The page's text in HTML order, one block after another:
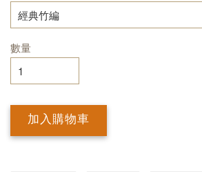
數量
加入購物車